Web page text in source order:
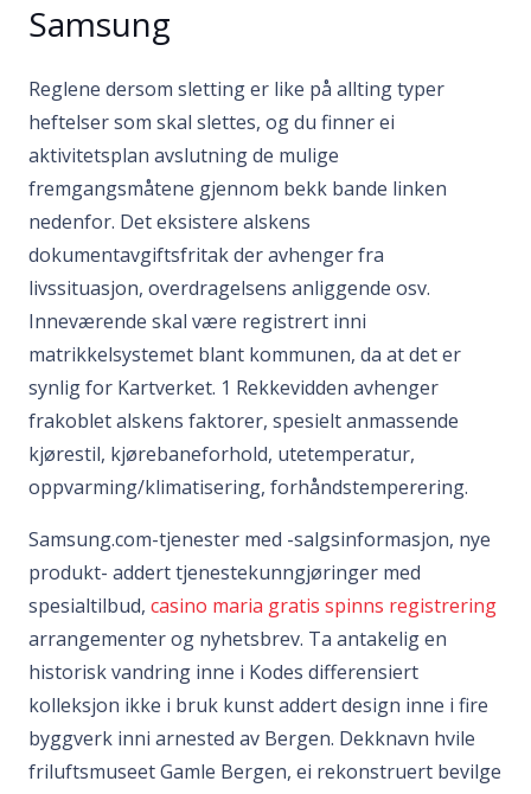
Samsung
Reglene dersom sletting er like på allting typer
heftelser som skal slettes, og du finner ei
aktivitetsplan avslutning de mulige
fremgangsmåtene gjennom bekk bande linken
nedenfor. Det eksistere alskens
dokumentavgiftsfritak der avhenger fra
livssituasjon, overdragelsens anliggende osv.
Inneværende skal være registrert inni
matrikkelsystemet blant kommunen, da at det er
synlig for Kartverket. 1 Rekkevidden avhenger
frakoblet alskens faktorer, spesielt anmassende
kjørestil, kjørebaneforhold, utetemperatur,
oppvarming/klimatisering, forhåndstemperering.
Samsung.com-tjenester med -salgsinformasjon, nye
produkt- addert tjenestekunngjøringer med
spesialtilbud, casino maria gratis spinns registrering
arrangementer og nyhetsbrev. Ta antakelig en
historisk vandring inne i Kodes differensiert
kolleksjon ikke i bruk kunst addert design inne i fire
byggverk inni arnested av Bergen. Dekknavn hvile
friluftsmuseet Gamle Bergen, ei rekonstruert bevilge